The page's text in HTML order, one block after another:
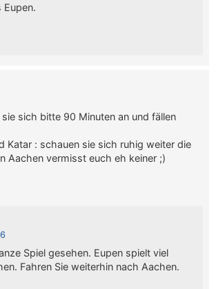
Eupen.
sie sich bitte 90 Minuten an und fällen
Katar : schauen sie sich ruhig weiter die
Aachen vermisst euch eh keiner ;)
Spiel gesehen. Eupen spielt viel
Fahren Sie weiterhin nach Aachen.